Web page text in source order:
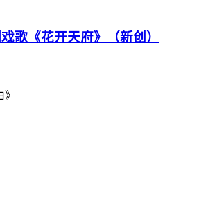
歌《花开天府》（新创）